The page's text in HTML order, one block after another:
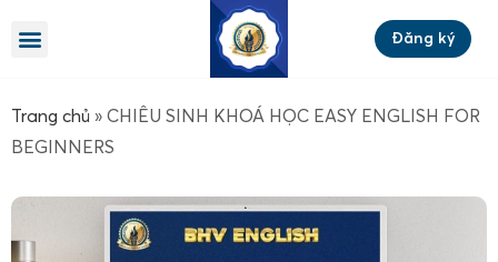
Đăng ký
Trang chủ » CHIÊU SINH KHOÁ HỌC EASY ENGLISH FOR
BEGINNERS